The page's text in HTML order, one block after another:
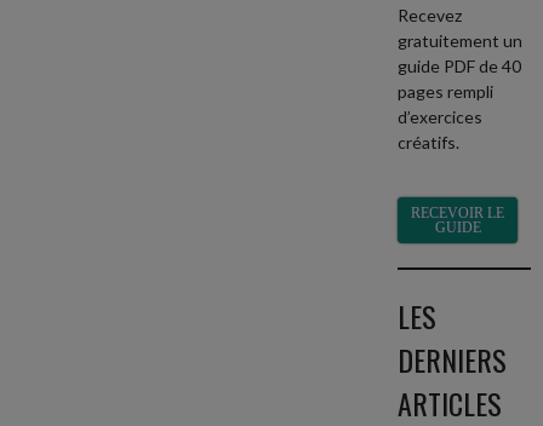
Recevez
gratuitement un
guide PDF de 40
pages rempli
d’exercices
créatifs.
RECEVOIR LE
GUIDE
LES
DERNIERS
ARTICLES